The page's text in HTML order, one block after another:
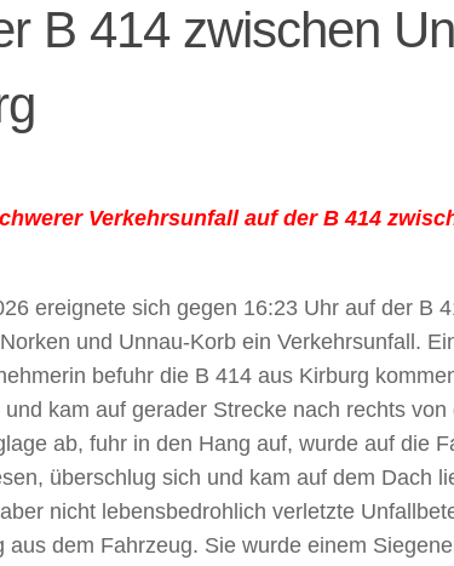
B 414 zwischen
Verkehrsunfall auf der B 414
ereignete sich gegen 16:23 Uhr auf der B
und Unnau-Korb ein Verkehrsunfall.
befuhr die B 414 aus Kirburg
und kam auf gerader Strecke nach rechts
ab, fuhr in den Hang auf, wurde auf die
überschlug sich und kam auf dem Dach
nicht lebensbedrohlich verletzte
aus dem Fahrzeug. Sie wurde einem